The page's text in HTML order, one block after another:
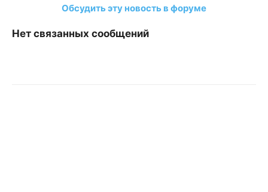
Обсудить эту новость в форуме
Нет связанных сообщений